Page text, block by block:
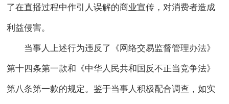
了在直播过程中作引人误解的商业宣传，对消费者造成
利益侵害。
当事人上述行为违反了《网络交易监督管理办法》
第十四条第一款和《中华人民共和国反不正当竞争法》
第八条第一款的规定。鉴于当事人积极配合调查，如实